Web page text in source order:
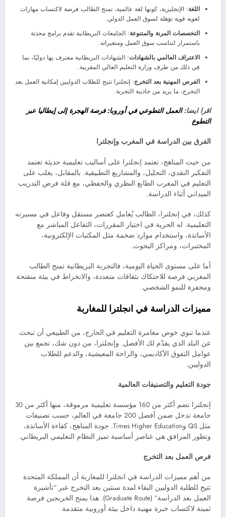
اللغة: الإنجليزية، كونها لغة عالمية، تمنح الطالب فرصة لاكتساب مهارات
لغوية قوية تؤهله لسوق العمل الدولي.
التخصصات المرنة والمتنوعة: الجامعات البريطانية تقدم برامج محدثة
باستمرار لتناسب سوق العمل ومتغيراته.
الاعتراف العالمي بالشهادات: الشهادات البريطانية معترف بها دوليًا، بما
في ذلك من طرف وزارة التعليم العالي المغربية.
الفرص المهنية بعد التخرج: إنجلترا تتيح للطلاب الدوليين إمكانية العمل بعد
التخرج، ما يزيد من جاذبية التجربة.
اقرا ايضا:العمل التطوعي في أوروبا: فرصة الهجرة إلى إيطاليا عبر
التطوع
الفرق بين الدراسة في المغرب وإنجلترا
من حيث المناهج، تعتمد إنجلترا على أساليب تعليمية حديثة تعتمد
التفكير النقدي، التحليل، والمشاريع التطبيقية. بالمقابل، يغلب على
التعليم في المغرب الطابع النظري والحفظي، مع قلة فرص التدريب
الميداني أثناء الدراسة.
كذلك، في إنجلترا، الطالب يُعامل كعنصر مستقل وفاعل في مسيرته
التعليمية. له الحرية في اختيار المقررات، التفاعل المباشر مع
الأساتذة، واستخدام موارد ضخمة مثل المكتبات الإلكترونية،
المختبرات، ومراكز البحوث.
أما على مستوى الحياة اليومية، فالتجربة البريطانية تمنح الطالب
المغربي فرصة للاحتكاك بثقافات متعددة، والانخراط في بيئة منفتحة
ومحفزة للنمو الشخصي.
مميزات الدراسة في انجلترا للمغاربة
عندما تنوي خوض مغامرة التعليم في الخارج، من الطبيعي أن تبحث
عن البلد الذي يقدّم لك الأفضل. وإنجلترا، من دون شك، تجمع بين
عوامل التفوق الأكاديمي، والراحة المعيشية، والدعم للطلاب
الدوليين.
جودة التعليم والتصنيفات العالمية
إنجلترا تضم أكثر من 160 مؤسسة تعليمية مرموقة، منها أكثر من 30
جامعة تدخل ضمن أفضل 200 جامعة في العالم، حسب تصنيفات
مثل QS وTimes Higher Education. جودة المناهج، كفاءة الأساتذة،
وتطور المرافق هي عناصر أساسية تميز النظام التعليمي البريطاني.
فرص العمل بعد التخرج
من أهم مميزات الدراسة في انجلترا للمغاربة أن المملكة المتحدة
تتيح للطلبة الدوليين البقاء لمدة سنتين بعد التخرج عبر “تأشيرة
العمل بعد الدراسة” (Graduate Route). هذا يمنح الخريجين فرصة
ثمينة لاكتساب خبرة مهنية داخل بيئة أوروبية متقدمة.